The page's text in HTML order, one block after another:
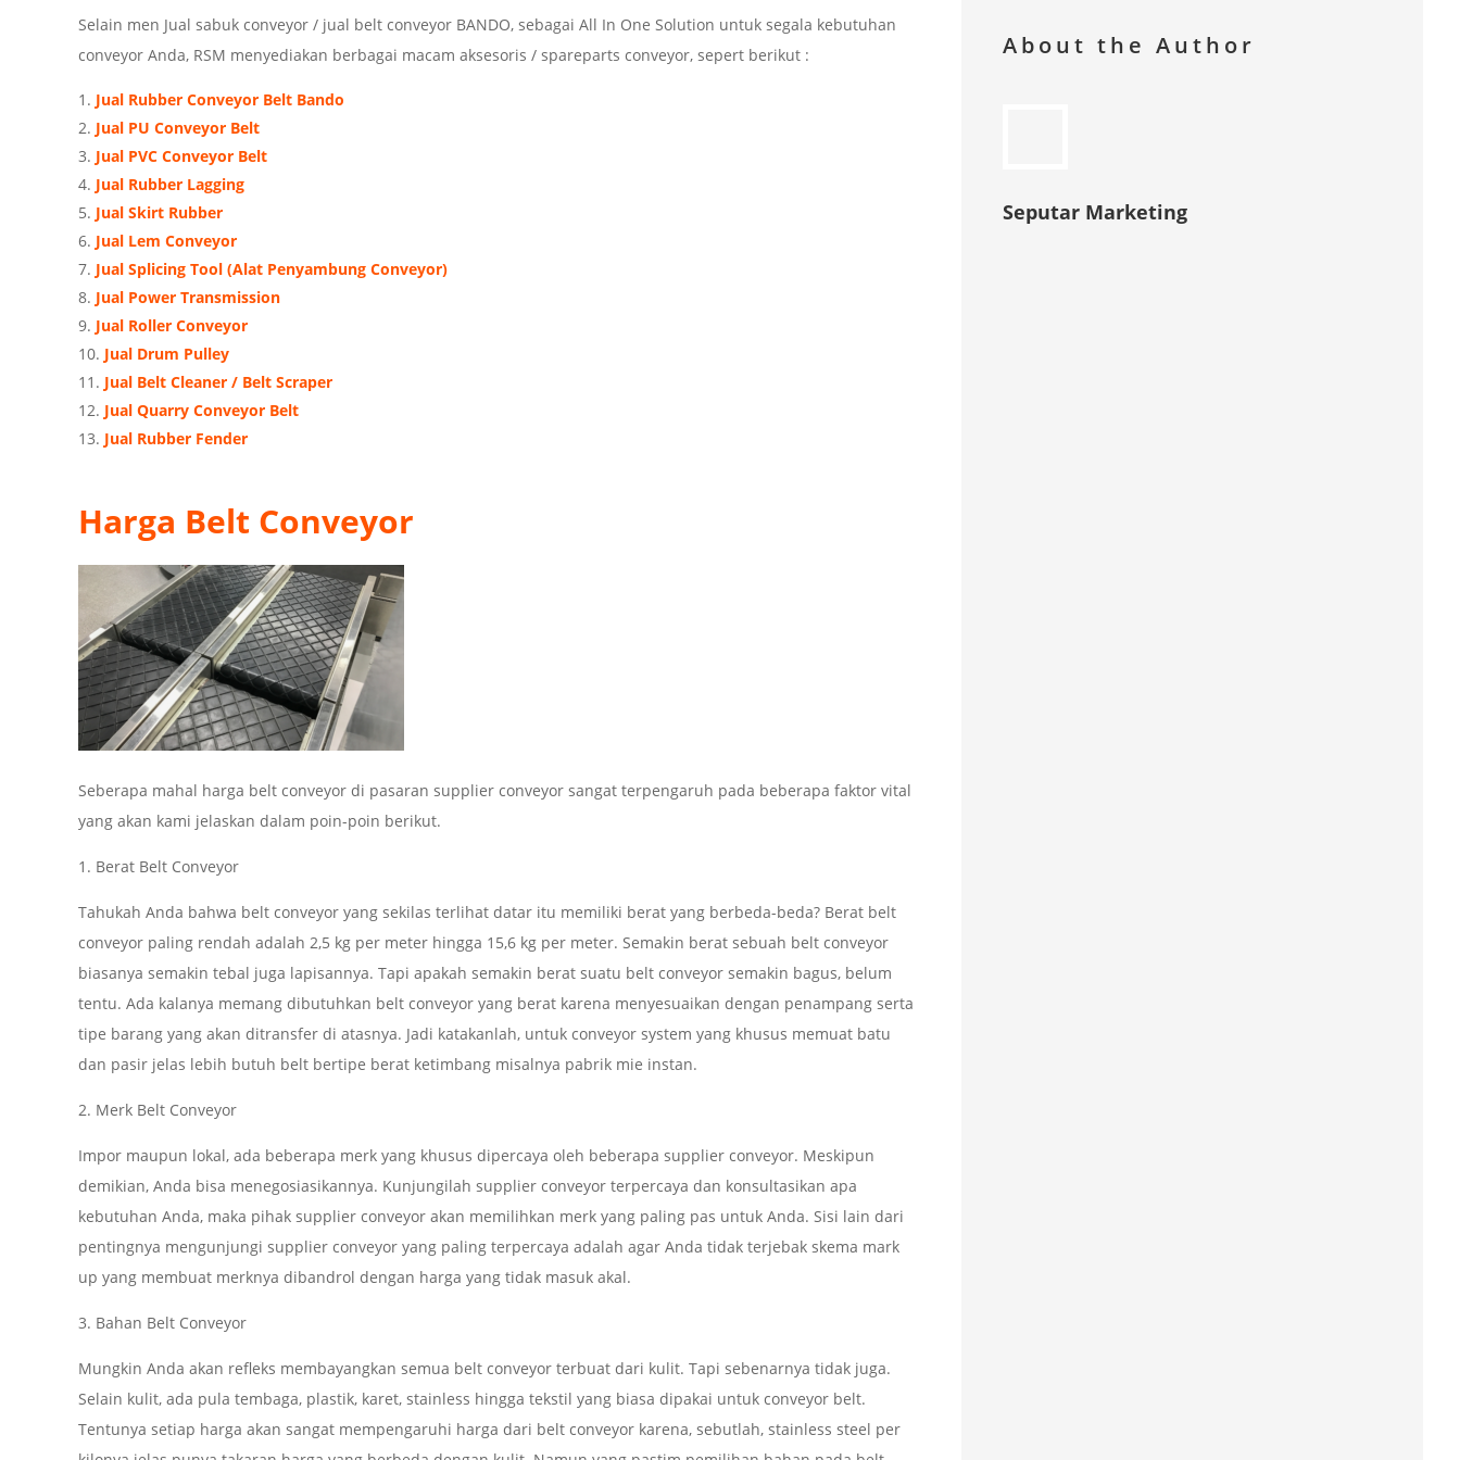
Selain men Jual sabuk conveyor / jual belt conveyor BANDO, sebagai All In One Solution untuk segala kebutuhan
conveyor Anda, RSM menyediakan berbagai macam aksesoris / spareparts conveyor, sepert berikut :
Jual Rubber Conveyor Belt Bando
Jual PU Conveyor Belt
Jual PVC Conveyor Belt
Jual Rubber Lagging
Jual Skirt Rubber
Jual Lem Conveyor
Jual Splicing Tool (Alat Penyambung Conveyor)
Jual Power Transmission
Jual Roller Conveyor
Jual Drum Pulley
Jual Belt Cleaner / Belt Scraper
Jual Quarry Conveyor Belt
Jual Rubber Fender
Harga Belt Conveyor
Seberapa mahal harga belt conveyor di pasaran supplier conveyor sangat terpengaruh pada beberapa faktor vital
yang akan kami jelaskan dalam poin-poin berikut.
1. Berat Belt Conveyor
Tahukah Anda bahwa belt conveyor yang sekilas terlihat datar itu memiliki berat yang berbeda-beda? Berat belt
conveyor paling rendah adalah 2,5 kg per meter hingga 15,6 kg per meter. Semakin berat sebuah belt conveyor
biasanya semakin tebal juga lapisannya. Tapi apakah semakin berat suatu belt conveyor semakin bagus, belum
tentu. Ada kalanya memang dibutuhkan belt conveyor yang berat karena menyesuaikan dengan penampang serta
tipe barang yang akan ditransfer di atasnya. Jadi katakanlah, untuk conveyor system yang khusus memuat batu
dan pasir jelas lebih butuh belt bertipe berat ketimbang misalnya pabrik mie instan.
2. Merk Belt Conveyor
Impor maupun lokal, ada beberapa merk yang khusus dipercaya oleh beberapa supplier conveyor. Meskipun
demikian, Anda bisa menegosiasikannya. Kunjungilah supplier conveyor terpercaya dan konsultasikan apa
kebutuhan Anda, maka pihak supplier conveyor akan memilihkan merk yang paling pas untuk Anda. Sisi lain dari
pentingnya mengunjungi supplier conveyor yang paling terpercaya adalah agar Anda tidak terjebak skema mark
up yang membuat merknya dibandrol dengan harga yang tidak masuk akal.
3. Bahan Belt Conveyor
Mungkin Anda akan refleks membayangkan semua belt conveyor terbuat dari kulit. Tapi sebenarnya tidak juga.
Selain kulit, ada pula tembaga, plastik, karet, stainless hingga tekstil yang biasa dipakai untuk conveyor belt.
Tentunya setiap harga akan sangat mempengaruhi harga dari belt conveyor karena, sebutlah, stainless steel per
About the Author
Seputar Marketing